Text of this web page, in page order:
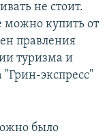
не стоит.
можно купить от
правления
туризма и
экспресс"
было